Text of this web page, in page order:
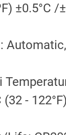
±0.5°C /
(32 - 122°F)